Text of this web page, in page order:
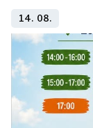
14. 08.